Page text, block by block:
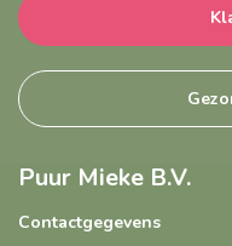
Puur Mieke B.V.
Contactgegevens